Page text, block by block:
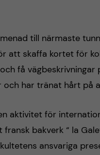
till närmaste
att skaffa kortet för
få
och har tränat hårt på
aktivitet för
bakverk “ la
ansvariga